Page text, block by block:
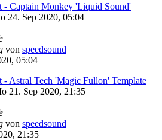
- Captain Monkey 'Liquid Sound'
24. Sep 2020, 05:04
von speedsound
05:04
Astral Tech 'Magic Fullon' Template
21. Sep 2020, 21:35
von speedsound
21:35